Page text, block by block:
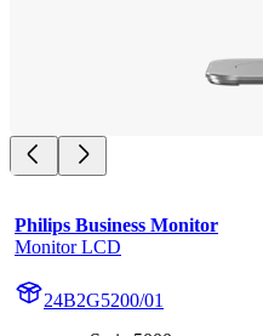
Philips Business Monitor
Monitor LCD
24B2G5200/01